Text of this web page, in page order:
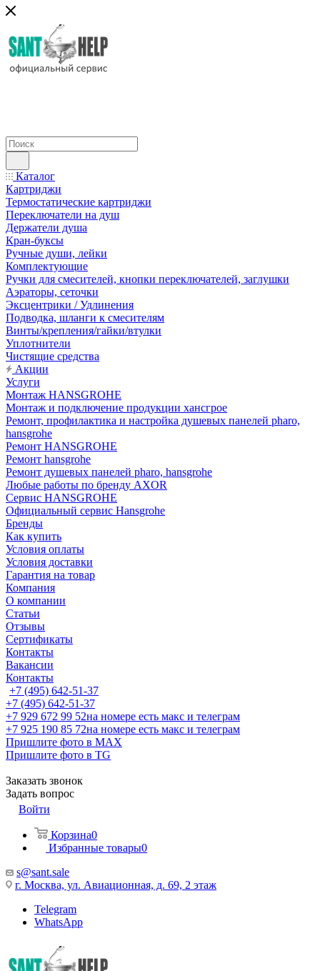
Каталог
Картриджи
Термостатические картриджи
Переключатели на душ
Держатели душа
Кран-буксы
Ручные души, лейки
Комплектующие
Ручки для смесителей, кнопки переключателей, заглушки
Аэраторы, сеточки
Эксцентрики / Удлинения
Подводка, шланги к смесителям
Винты/крепления/гайки/втулки
Уплотнители
Чистящие средства
Акции
Услуги
Монтаж HANSGROHE
Монтаж и подключение продукции хансгрое
Ремонт, профилактика и настройка душевых панелей pharo,
hansgrohe
Ремонт HANSGROHE
Ремонт hansgrohe
Ремонт душевых панелей pharo, hansgrohe
Любые работы по бренду AXOR
Сервис HANSGROHE
Официальный сервис Hansgrohe
Бренды
Как купить
Условия оплаты
Условия доставки
Гарантия на товар
Компания
О компании
Статьи
Отзывы
Сертификаты
Контакты
Вакансии
Контакты
+7 (495) 642-51-37
+7 (495) 642-51-37
+7 929 672 99 52на номере есть макс и телеграм
+7 925 190 85 72на номере есть макс и телеграм
Пришлите фото в MAX
Пришлите фото в TG
Заказать звонок
Задать вопрос
Войти
Корзина0
Избранные товары0
s@sant.sale
г. Москва, ул. Авиационная, д. 69, 2 этаж
Telegram
WhatsApp